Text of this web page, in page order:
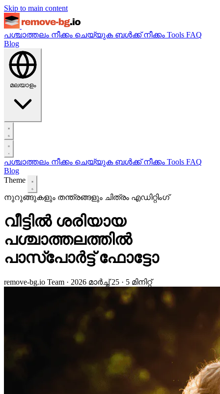
Skip to main content
പശ്ചാത്തലം നീക്കം ചെയ്യുക ബൾക്ക് നീക്കം Tools FAQ
Blog
മലയാളം
പശ്ചാത്തലം നീക്കം ചെയ്യുക ബൾക്ക് നീക്കം Tools FAQ
Blog
Theme
നുറുങ്ങുകളും തന്ത്രങ്ങളും ചിത്രം എഡിറ്റിംഗ്
വീട്ടില്‍ ശരിയായ
പശ്ചാത്തലത്തില്‍
പാസ്പോര്‍ട്ട് ഫോട്ടോ
remove-bg.io Team · 2026 മാർച്ച് 25 · 5 മിനിറ്റ്